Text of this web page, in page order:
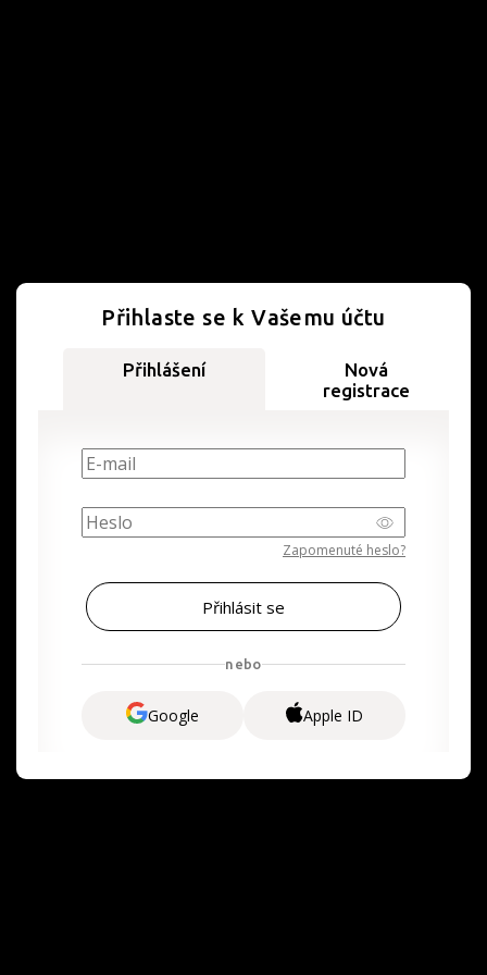
Přihlaste se k Vašemu účtu
Přihlášení
Nová
registrace
Zapomenuté heslo?
nebo
Google Apple ID